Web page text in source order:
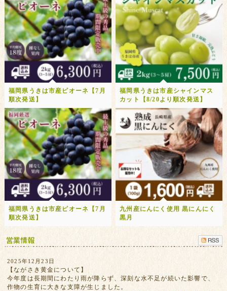
福岡県うきは市産ピオーネ【7月
順次発送】
福岡県うきは市産シャインマス
カット【8/20より順次発送】
福岡県うきは市産ピオーネ【7月
順次発送】
九州産にんにく使用 黒にんにく
黒月
2025年12月23日
【ながさき黄金について】
今年度は長期間にわたり雨が降らず、深刻な水不足が続いた影響で、
作物の生育に大きな支障が生じました。